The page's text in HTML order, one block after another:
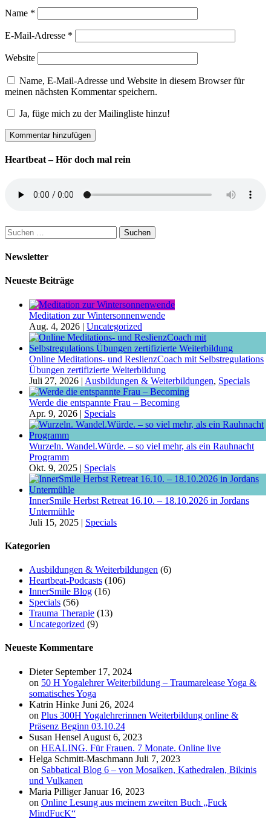
Name *
E-Mail-Adresse *
Website
Name, E-Mail-Adresse und Website in diesem Browser für
meinen nächsten Kommentar speichern.
Ja, füge mich zu der Mailingliste hinzu!
Heartbeat – Hör doch mal rein
Suchen
nach:
Newsletter
Neueste Beiträge
Meditation zur Wintersonnenwende
Aug. 4, 2026 | Uncategorized
Online Meditations- und ReslienzCoach mit Selbstregulations
Übungen zertifizierte Weiterbildung
Juli 27, 2026 | Ausbildungen & Weiterbildungen, Specials
Werde die entspannte Frau – Becoming
Apr. 9, 2026 | Specials
Wurzeln. Wandel.Würde. – so viel mehr, als ein Rauhnacht
Programm
Okt. 9, 2025 | Specials
InnerSmile Herbst Retreat 16.10. – 18.10.2026 in Jordans
Untermühle
Juli 15, 2025 | Specials
Kategorien
Ausbildungen & Weiterbildungen (6)
Heartbeat-Podcasts (106)
InnerSmile Blog (16)
Specials (56)
Trauma Therapie (13)
Uncategorized (9)
Neueste Kommentare
Dieter September 17, 2024
on 50 H Yogalehrer Weiterbildung – Traumarelease Yoga &
somatisches Yoga
Katrin Hinke Juni 26, 2024
on Plus 300H Yogalehrerinnen Weiterbildung online &
Präsenz Beginn 03.10.24
Susan Hensel August 6, 2023
on HEALING. Für Frauen. 7 Monate. Online live
Helga Schmitt-Maschmann Juli 7, 2023
on Sabbatical Blog 6 – von Mosaiken, Kathedralen, Bikinis
und Vulkanen
Maria Pilliger Januar 16, 2023
on Online Lesung aus meinem zweiten Buch „Fuck
MindFucK“